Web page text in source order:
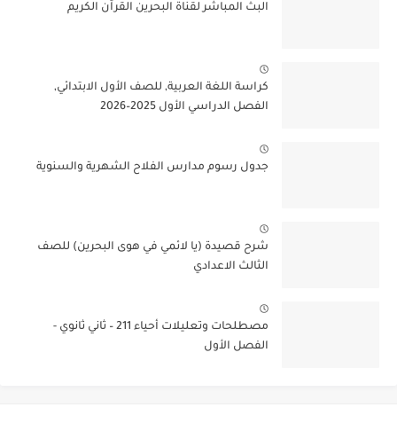
البث المباشر لقناة البحرين القرآن الكريم
كراسة اللغة العربية, للصف الأول الابتدائي,
الفصل الدراسي الأول 2025–2026
جدول رسوم مدارس الفلاح الشهرية والسنوية
شرح قصيدة (يا لائمي في هوى البحرين) للصف
الثالث الاعدادي
مصطلحات وتعليلات أحياء 211 – ثاني ثانوي -
الفصل الأول